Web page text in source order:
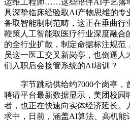
具深挚临床经验取AI产物思维的专
备取智能制制范畴，这正在垂曲行
鞭策人工智能取医疗行业深度融合
的全行业扩散，制定命据标注规范
员这一医工交叉新岗亭，也倒逼
们入职后会接管系统的AI培训？
字节跳动供给约7000个岗亭，
聘请平台最新数据显示，美团校园
者，也正在快速向实体经济延长。
求中，日前，涵盖AI算法、高机能